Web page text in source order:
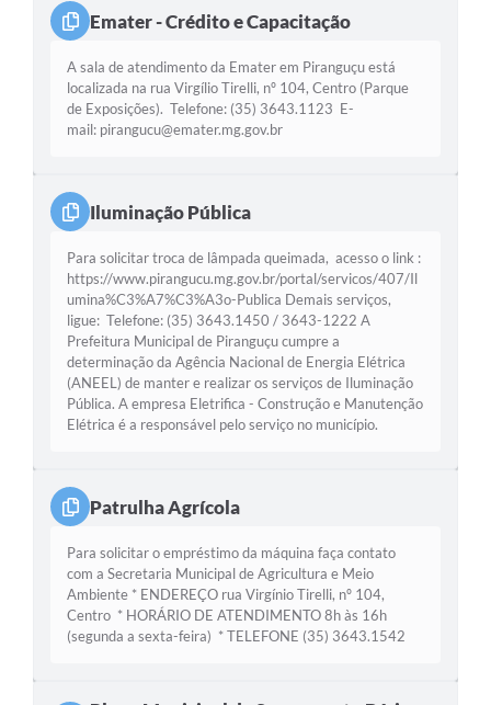
Emater - Crédito e Capacitação
A sala de atendimento da Emater em Piranguçu está
localizada na rua Virgílio Tirelli, nº 104, Centro (Parque
de Exposições). Telefone: (35) 3643.1123 E-
mail: pirangucu@emater.mg.gov.br
Iluminação Pública
Para solicitar troca de lâmpada queimada, acesso o link :
https://www.pirangucu.mg.gov.br/portal/servicos/407/Il
umina%C3%A7%C3%A3o-Publica Demais serviços,
ligue: Telefone: (35) 3643.1450 / 3643-1222 A
Prefeitura Municipal de Piranguçu cumpre a
determinação da Agência Nacional de Energia Elétrica
(ANEEL) de manter e realizar os serviços de Iluminação
Pública. A empresa Eletrifica - Construção e Manutenção
Elétrica é a responsável pelo serviço no município.
Patrulha Agrícola
Para solicitar o empréstimo da máquina faça contato
com a Secretaria Municipal de Agricultura e Meio
Ambiente * ENDEREÇO rua Virgínio Tirelli, nº 104,
Centro * HORÁRIO DE ATENDIMENTO 8h às 16h
(segunda a sexta-feira) * TELEFONE (35) 3643.1542